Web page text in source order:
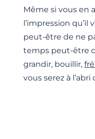
Même si vous en
l’impression qu’il
peut-être de ne
temps peut-être
grandir, bouillir,
vous serez à